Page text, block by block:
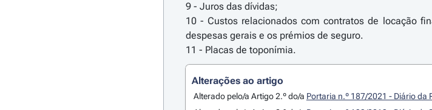
9 - Juros das dívidas;
10 - Custos relacionados com contratos de locação
despesas gerais e os prémios de seguro.
11 - Placas de toponímia.
Alterações ao artigo
Alterado pelo/a Artigo 2.º do/a Portaria n.º 187/2021 - Diário da